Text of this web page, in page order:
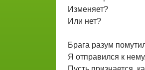
Изменяет?
Или нет?
Брага разум
Я отправился к нему.